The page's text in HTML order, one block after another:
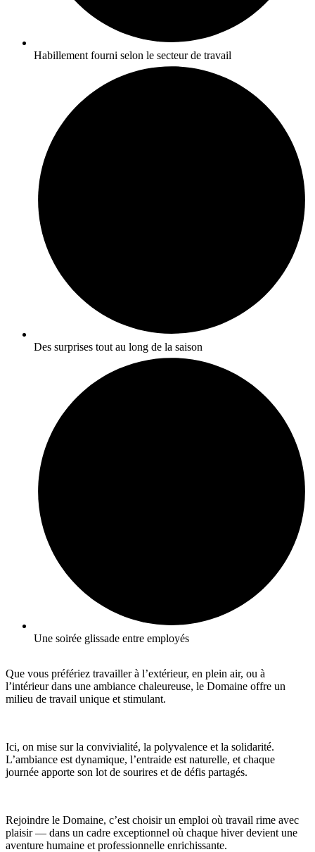
Habillement fourni selon le secteur de travail
Des surprises tout au long de la saison
Une soirée glissade entre employés
Que vous préfériez travailler à l’extérieur, en plein air, ou à
l’intérieur dans une ambiance chaleureuse, le Domaine offre un
milieu de travail unique et stimulant.
Ici, on mise sur la convivialité, la polyvalence et la solidarité.
L’ambiance est dynamique, l’entraide est naturelle, et chaque
journée apporte son lot de sourires et de défis partagés.
Rejoindre le Domaine, c’est choisir un emploi où travail rime avec
plaisir — dans un cadre exceptionnel où chaque hiver devient une
aventure humaine et professionnelle enrichissante.